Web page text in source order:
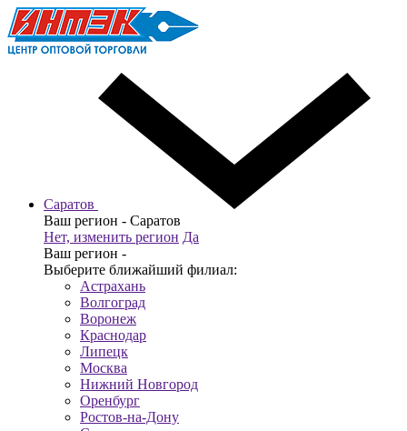
Саратов
Ваш регион - Саратов
Нет, изменить регион Да
Ваш регион -
Выберите ближайший филиал:
Астрахань
Волгоград
Воронеж
Краснодар
Липецк
Москва
Нижний Новгород
Оренбург
Ростов-на-Дону